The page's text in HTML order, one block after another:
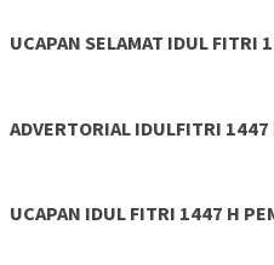
UCAPAN SELAMAT IDUL FITRI
ADVERTORIAL IDULFITRI
UCAPAN IDUL FITRI 1447 H